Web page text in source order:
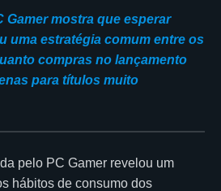
Gamer mostra que esperar
uma estratégia comum entre os
compras no lançamento
para títulos muito
pelo PC Gamer revelou um
hábitos de consumo dos